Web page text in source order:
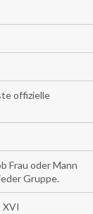
offizielle
Frau oder Mann
Gruppe.
XVI